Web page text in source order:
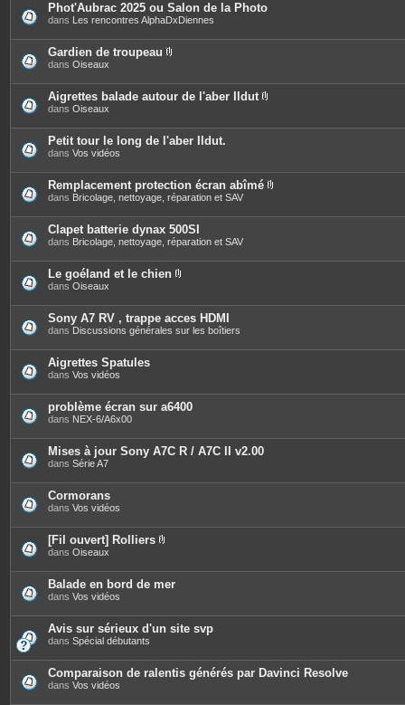
Phot'Aubrac 2025 ou Salon de la Photo
dans Les rencontres AlphaDxDiennes
Gardien de troupeau
è
c
j
o
i
t
e
s
dans Oiseaux
Aigrettes balade autour de l'aber Ildut
è
j
o
i
t
dans Oiseaux
Petit tour le long de l'aber Ildut.
dans Vos vidéos
Remplacement protection écran abîmé
è
j
t
dans Bricolage, nettoyage, réparation et SAV
Clapet batterie dynax 500SI
dans Bricolage, nettoyage, réparation et SAV
Le goéland et le chien
è
c
e
s
j
t
e
s
dans Oiseaux
Sony A7 RV , trappe acces HDMI
dans Discussions générales sur les boîtiers
Aigrettes Spatules
dans Vos vidéos
problème écran sur a6400
dans NEX-6/A6x00
Mises à jour Sony A7C R / A7C II v2.00
dans Série A7
Cormorans
dans Vos vidéos
[Fil ouvert] Rolliers
è
c
j
o
i
t
e
s
dans Oiseaux
Balade en bord de mer
dans Vos vidéos
Avis sur sérieux d'un site svp
dans Spécial débutants
Comparaison de ralentis générés par Davinci Resolve
dans Vos vidéos